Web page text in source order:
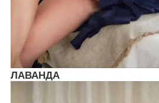
ЛАВАНДА